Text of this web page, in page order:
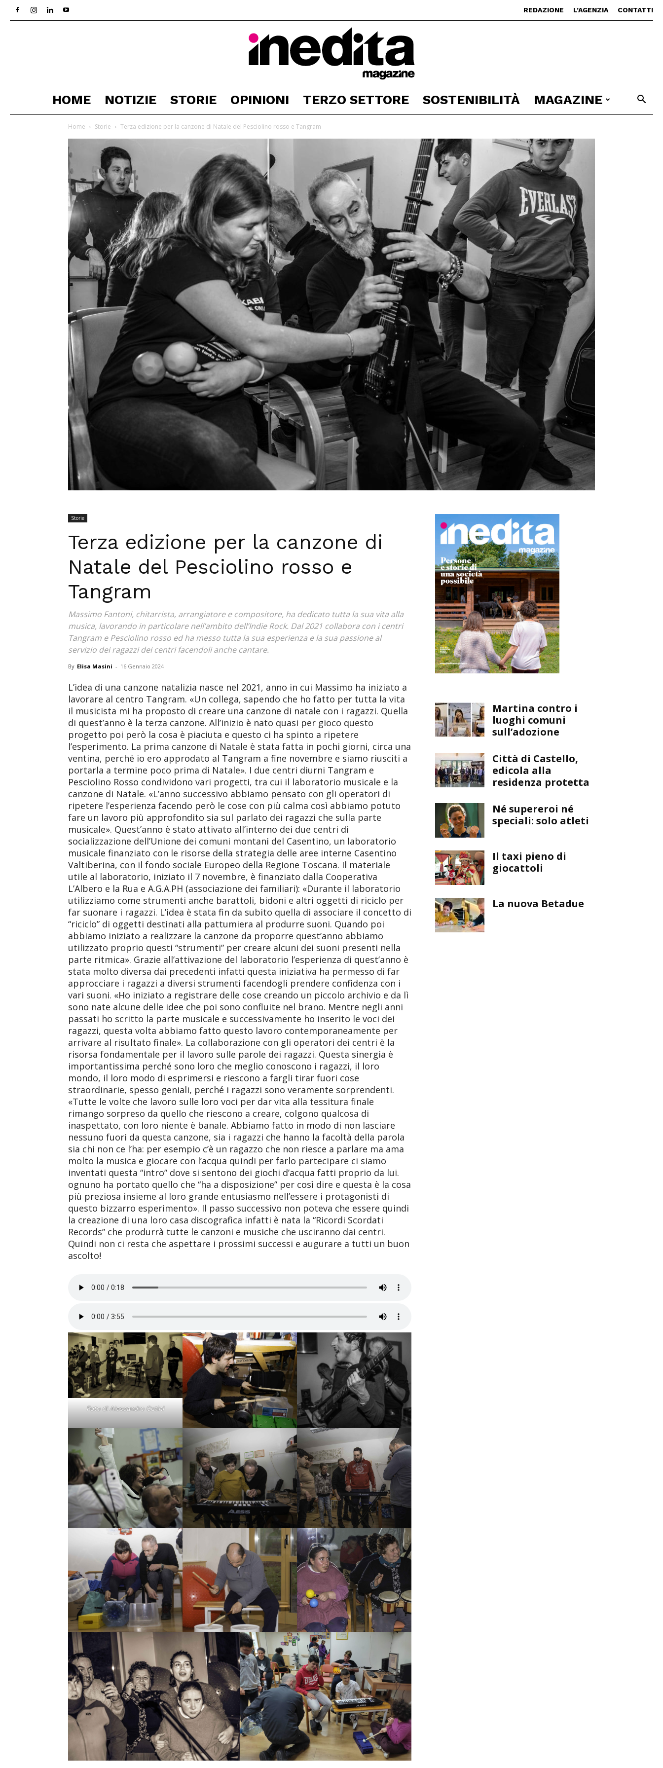
REDAZIONE L’AGENZIA CONTATTI
Inedita
Magazine
HOME NOTIZIE STORIE OPINIONI TERZO SETTORE SOSTENIBILITÀ MAGAZINE
Home Storie Terza edizione per la canzone di Natale del Pesciolino rosso e Tangram
Storie
Terza edizione per la canzone di
Natale del Pesciolino rosso e
Tangram
Massimo Fantoni, chitarrista, arrangiatore e compositore, ha dedicato tutta la sua vita alla
musica, lavorando in particolare nell’ambito dell’Indie Rock. Dal 2021 collabora con i centri
Tangram e Pesciolino rosso ed ha messo tutta la sua esperienza e la sua passione al
servizio dei ragazzi dei centri facendoli anche cantare.
By Elisa Masini - 16 Gennaio 2024
L’idea di una canzone natalizia nasce nel 2021, anno in cui Massimo ha iniziato a
lavorare al centro Tangram. «Un collega, sapendo che ho fatto per tutta la vita
il musicista mi ha proposto di creare una canzone di natale con i ragazzi. Quella
di quest’anno è la terza canzone. All’inizio è nato quasi per gioco questo
progetto poi però la cosa è piaciuta e questo ci ha spinto a ripetere
l’esperimento. La prima canzone di Natale è stata fatta in pochi giorni, circa una
ventina, perché io ero approdato al Tangram a fine novembre e siamo riusciti a
portarla a termine poco prima di Natale». I due centri diurni Tangram e
Pesciolino Rosso condividono vari progetti, tra cui il laboratorio musicale e la
canzone di Natale. «L’anno successivo abbiamo pensato con gli operatori di
ripetere l’esperienza facendo però le cose con più calma così abbiamo potuto
fare un lavoro più approfondito sia sul parlato dei ragazzi che sulla parte
musicale». Quest’anno è stato attivato all’interno dei due centri di
socializzazione dell’Unione dei comuni montani del Casentino, un laboratorio
musicale finanziato con le risorse della strategia delle aree interne Casentino
Valtiberina, con il fondo sociale Europeo della Regione Toscana. Il materiale
utile al laboratorio, iniziato il 7 novembre, è finanziato dalla Cooperativa
L’Albero e la Rua e A.G.A.PH (associazione dei familiari): «Durante il laboratorio
utilizziamo come strumenti anche barattoli, bidoni e altri oggetti di riciclo per
far suonare i ragazzi. L’idea è stata fin da subito quella di associare il concetto di
“riciclo” di oggetti destinati alla pattumiera al produrre suoni. Quando poi
abbiamo iniziato a realizzare la canzone da proporre quest’anno abbiamo
utilizzato proprio questi “strumenti” per creare alcuni dei suoni presenti nella
parte ritmica». Grazie all’attivazione del laboratorio l’esperienza di quest’anno è
stata molto diversa dai precedenti infatti questa iniziativa ha permesso di far
approcciare i ragazzi a diversi strumenti facendogli prendere confidenza con i
vari suoni. «Ho iniziato a registrare delle cose creando un piccolo archivio e da lì
sono nate alcune delle idee che poi sono confluite nel brano. Mentre negli anni
passati ho scritto la parte musicale e successivamente ho inserito le voci dei
ragazzi, questa volta abbiamo fatto questo lavoro contemporaneamente per
arrivare al risultato finale». La collaborazione con gli operatori dei centri è la
risorsa fondamentale per il lavoro sulle parole dei ragazzi. Questa sinergia è
importantissima perché sono loro che meglio conoscono i ragazzi, il loro
mondo, il loro modo di esprimersi e riescono a fargli tirar fuori cose
straordinarie, spesso geniali, perché i ragazzi sono veramente sorprendenti.
«Tutte le volte che lavoro sulle loro voci per dar vita alla tessitura finale
rimango sorpreso da quello che riescono a creare, colgono qualcosa di
inaspettato, con loro niente è banale. Abbiamo fatto in modo di non lasciare
nessuno fuori da questa canzone, sia i ragazzi che hanno la facoltà della parola
sia chi non ce l’ha: per esempio c’è un ragazzo che non riesce a parlare ma ama
molto la musica e giocare con l’acqua quindi per farlo partecipare ci siamo
inventati questa “intro” dove si sentono dei giochi d’acqua fatti proprio da lui.
ognuno ha portato quello che “ha a disposizione” per così dire e questa è la cosa
più preziosa insieme al loro grande entusiasmo nell’essere i protagonisti di
questo bizzarro esperimento». Il passo successivo non poteva che essere quindi
la creazione di una loro casa discografica infatti è nata la “Ricordi Scordati
Records” che produrrà tutte le canzoni e musiche che usciranno dai centri.
Quindi non ci resta che aspettare i prossimi successi e augurare a tutti un buon
ascolto!
Foto di Alessandro Cutini
Martina contro i
luoghi comuni
sull’adozione
Città di Castello,
edicola alla
residenza protetta
Né supereroi né
speciali: solo atleti
Il taxi pieno di
giocattoli
La nuova Betadue